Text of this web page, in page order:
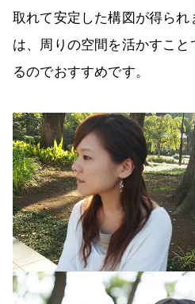
取れて安定した構図が得ら
は、周りの空間を活かすこ
るのでおすすめです。